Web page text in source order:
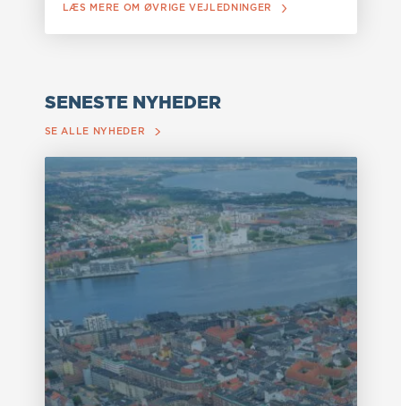
LÆS MERE OM ØVRIGE VEJLEDNINGER
SENESTE NYHEDER
SE ALLE NYHEDER